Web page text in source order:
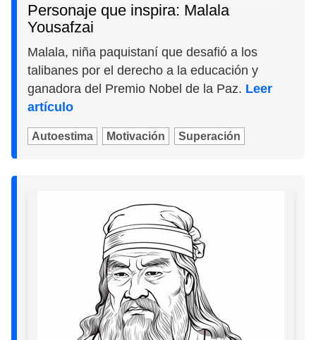
Personaje que inspira: Malala
Yousafzai
Malala, niña paquistaní que desafió a los
talibanes por el derecho a la educación y
ganadora del Premio Nobel de la Paz. Leer
artículo
Autoestima Motivación Superación